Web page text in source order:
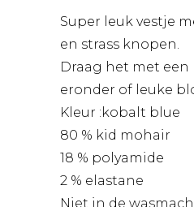
Super leuk vestje
en strass knopen.
Draag het met
eronder of leuke
Kleur :kobalt blue
80 % kid mohair
18 % polyamide
2 % elastane
Niet in de